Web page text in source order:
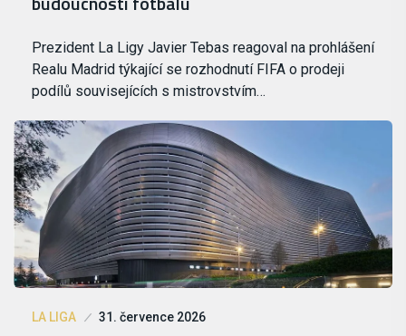
Prezident La Ligy Javier Tebas reagoval na prohlášení
Realu Madrid týkající se rozhodnutí FIFA o prodeji
podílů souvisejících s mistrovstvím…
LA LIGA 31. července 2026